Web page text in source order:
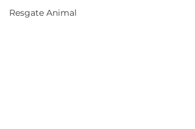
Resgate Animal